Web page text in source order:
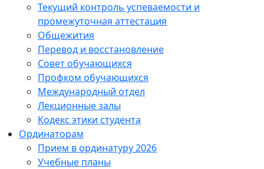
Текущий контроль успеваемости и
промежуточная аттестация
Общежития
Перевод и восстановление
Совет обучающихся
Профком обучающихся
Международный отдел
Лекционные залы
Кодекс этики студента
Ординаторам
Прием в ординатуру 2026
Учебные планы